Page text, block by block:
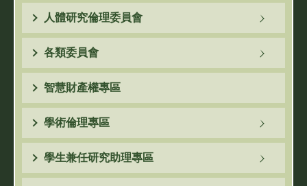
人體研究倫理委員會
各類委員會
智慧財產權專區
學術倫理專區
學生兼任研究助理專區